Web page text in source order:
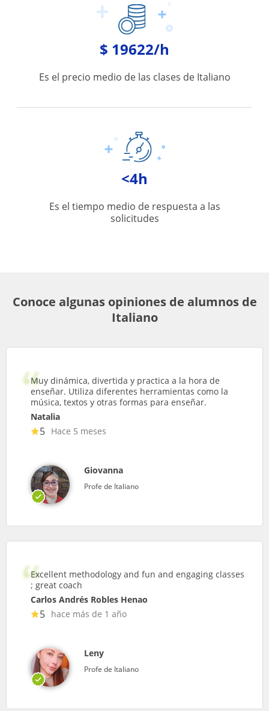
$ 19622/h
Es el precio medio de las clases de Italiano
<4h
Es el tiempo medio de respuesta a las
solicitudes
Conoce algunas opiniones de alumnos de
Italiano
Muy dinámica, divertida y practica a la hora de
enseñar. Utiliza diferentes herramientas como la
música, textos y otras formas para enseñar.
Natalia
5 Hace 5 meses
Giovanna
Profe de Italiano
Excellent methodology and fun and engaging classes
; great coach
Carlos Andrés Robles Henao
5 hace más de 1 año
Leny
Profe de Italiano